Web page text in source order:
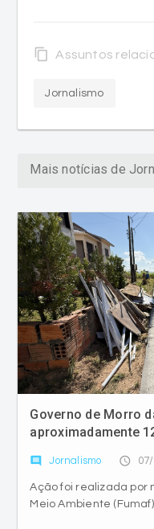
content_copy Assuntos
Jornalismo
Mais notícias de
Governo de Morro
aproximadamente
comment Jornalismo access_time
Ação foi realizada por
Meio Ambiente (Fumaf)